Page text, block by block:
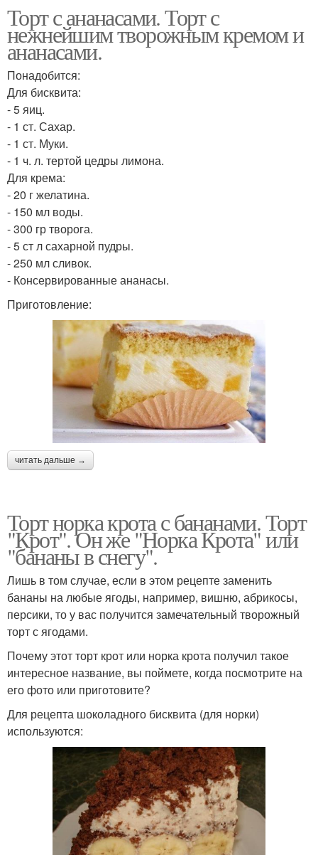
Торт с ананасами. Торт с
нежнейшим творожным кремом и
ананасами.
Понадобится:
Для бисквита:
- 5 яиц.
- 1 ст. Сахар.
- 1 ст. Муки.
- 1 ч. л. тертой цедры лимона.
Для крема:
- 20 г желатина.
- 150 мл воды.
- 300 гр творога.
- 5 ст л сахарной пудры.
- 250 мл сливок.
- Консервированные ананасы.
Приготовление:
читать дальше →
Торт норка крота с бананами. Торт
"Крот". Он же "Норка Крота" или
"бананы в снегу".
Лишь в том случае, если в этом рецепте заменить
бананы на любые ягоды, например, вишню, абрикосы,
персики, то у вас получится замечательный творожный
торт с ягодами.
Почему этот торт крот или норка крота получил такое
интересное название, вы поймете, когда посмотрите на
его фото или приготовите?
Для рецепта шоколадного бисквита (для норки)
используются: